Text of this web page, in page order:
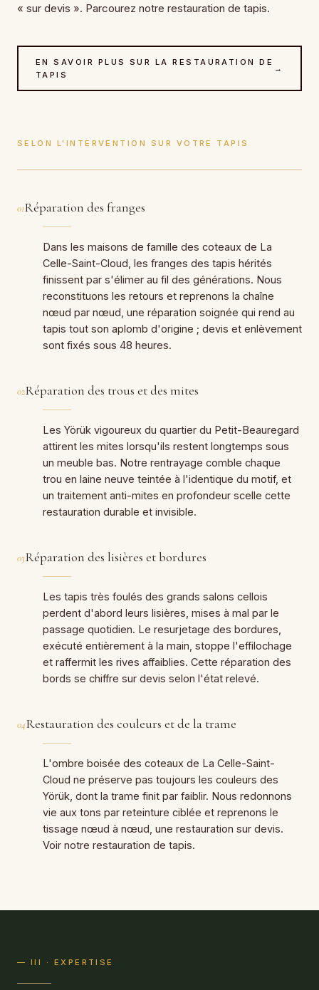
« sur devis ». Parcourez notre restauration de tapis.
EN SAVOIR PLUS SUR LA RESTAURATION DE
TAPIS
→
SELON L'INTERVENTION SUR VOTRE TAPIS
01Réparation des franges
Dans les maisons de famille des coteaux de La
Celle-Saint-Cloud, les franges des tapis hérités
finissent par s'élimer au fil des générations. Nous
reconstituons les retours et reprenons la chaîne
nœud par nœud, une réparation soignée qui rend au
tapis tout son aplomb d'origine ; devis et enlèvement
sont fixés sous 48 heures.
02Réparation des trous et des mites
Les Yörük vigoureux du quartier du Petit-Beauregard
attirent les mites lorsqu'ils restent longtemps sous
un meuble bas. Notre rentrayage comble chaque
trou en laine neuve teintée à l'identique du motif, et
un traitement anti-mites en profondeur scelle cette
restauration durable et invisible.
03Réparation des lisières et bordures
Les tapis très foulés des grands salons cellois
perdent d'abord leurs lisières, mises à mal par le
passage quotidien. Le resurjetage des bordures,
exécuté entièrement à la main, stoppe l'effilochage
et raffermit les rives affaiblies. Cette réparation des
bords se chiffre sur devis selon l'état relevé.
04Restauration des couleurs et de la trame
L'ombre boisée des coteaux de La Celle-Saint-
Cloud ne préserve pas toujours les couleurs des
Yörük, dont la trame finit par faiblir. Nous redonnons
vie aux tons par reteinture ciblée et reprenons le
tissage nœud à nœud, une restauration sur devis.
Voir notre restauration de tapis.
— III · EXPERTISE